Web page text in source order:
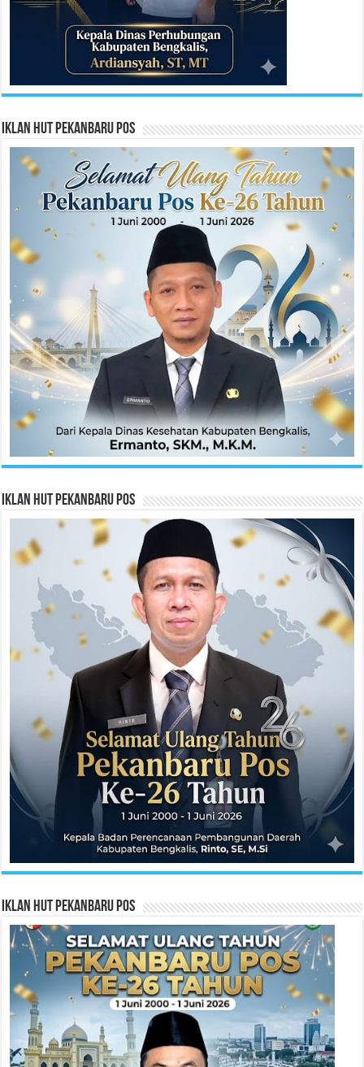
Iklan HUT Pekanbaru Pos
Iklan HUT Pekanbaru Pos
Iklan HUT Pekanbaru Pos